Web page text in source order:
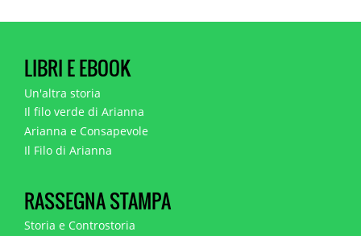
LIBRI E EBOOK
Un'altra storia
Il filo verde di Arianna
Arianna e Consapevole
Il Filo di Arianna
RASSEGNA STAMPA
Storia e Controstoria